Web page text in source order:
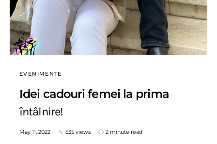
EVENIMENTE
Idei cadouri femei la prima
întâlnire!
May 11, 2022 535 views 2 minute read